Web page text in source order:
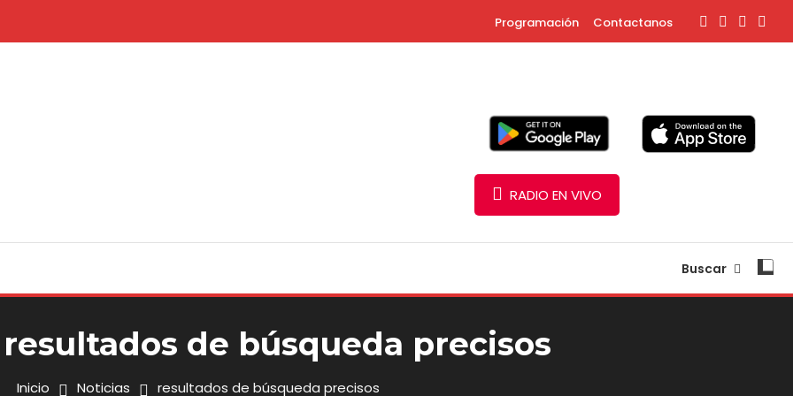
Programación Contactanos
RADIO EN VIVO
Buscar
resultados de búsqueda precisos
Inicio Noticias resultados de búsqueda precisos